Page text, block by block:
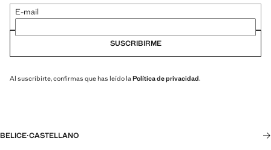
E-mail
SUSCRIBIRME
Al suscribirte, confirmas que has leído la Política de privacidad.
BELICE·CASTELLANO